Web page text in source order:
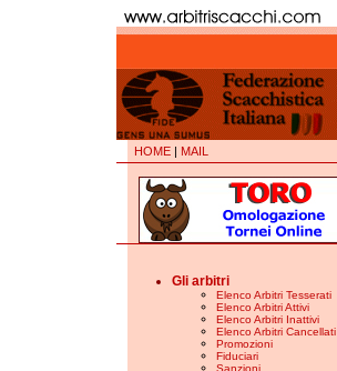
HOME | MAIL
Gli arbitri
Elenco Arbitri Tesserati
Elenco Arbitri Attivi
Elenco Arbitri Inattivi
Elenco Arbitri Cancellati
Promozioni
Fiduciari
Sanzioni